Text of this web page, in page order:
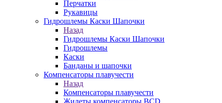
Перчатки
Рукавицы
Гидрошлемы Каски Шапочки
Назад
Гидрошлемы Каски Шапочки
Гидрошлемы
Каски
Банданы и шапочки
Компенсаторы плавучести
Назад
Компенсаторы плавучести
Жилеты компенсаторы BCD